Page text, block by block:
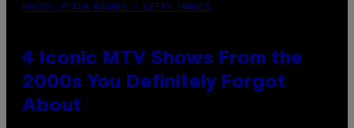
PHOTO: PETER KRAMER / GETTY IMAGES
4 Iconic MTV Shows From the
2000s You Definitely Forgot
About